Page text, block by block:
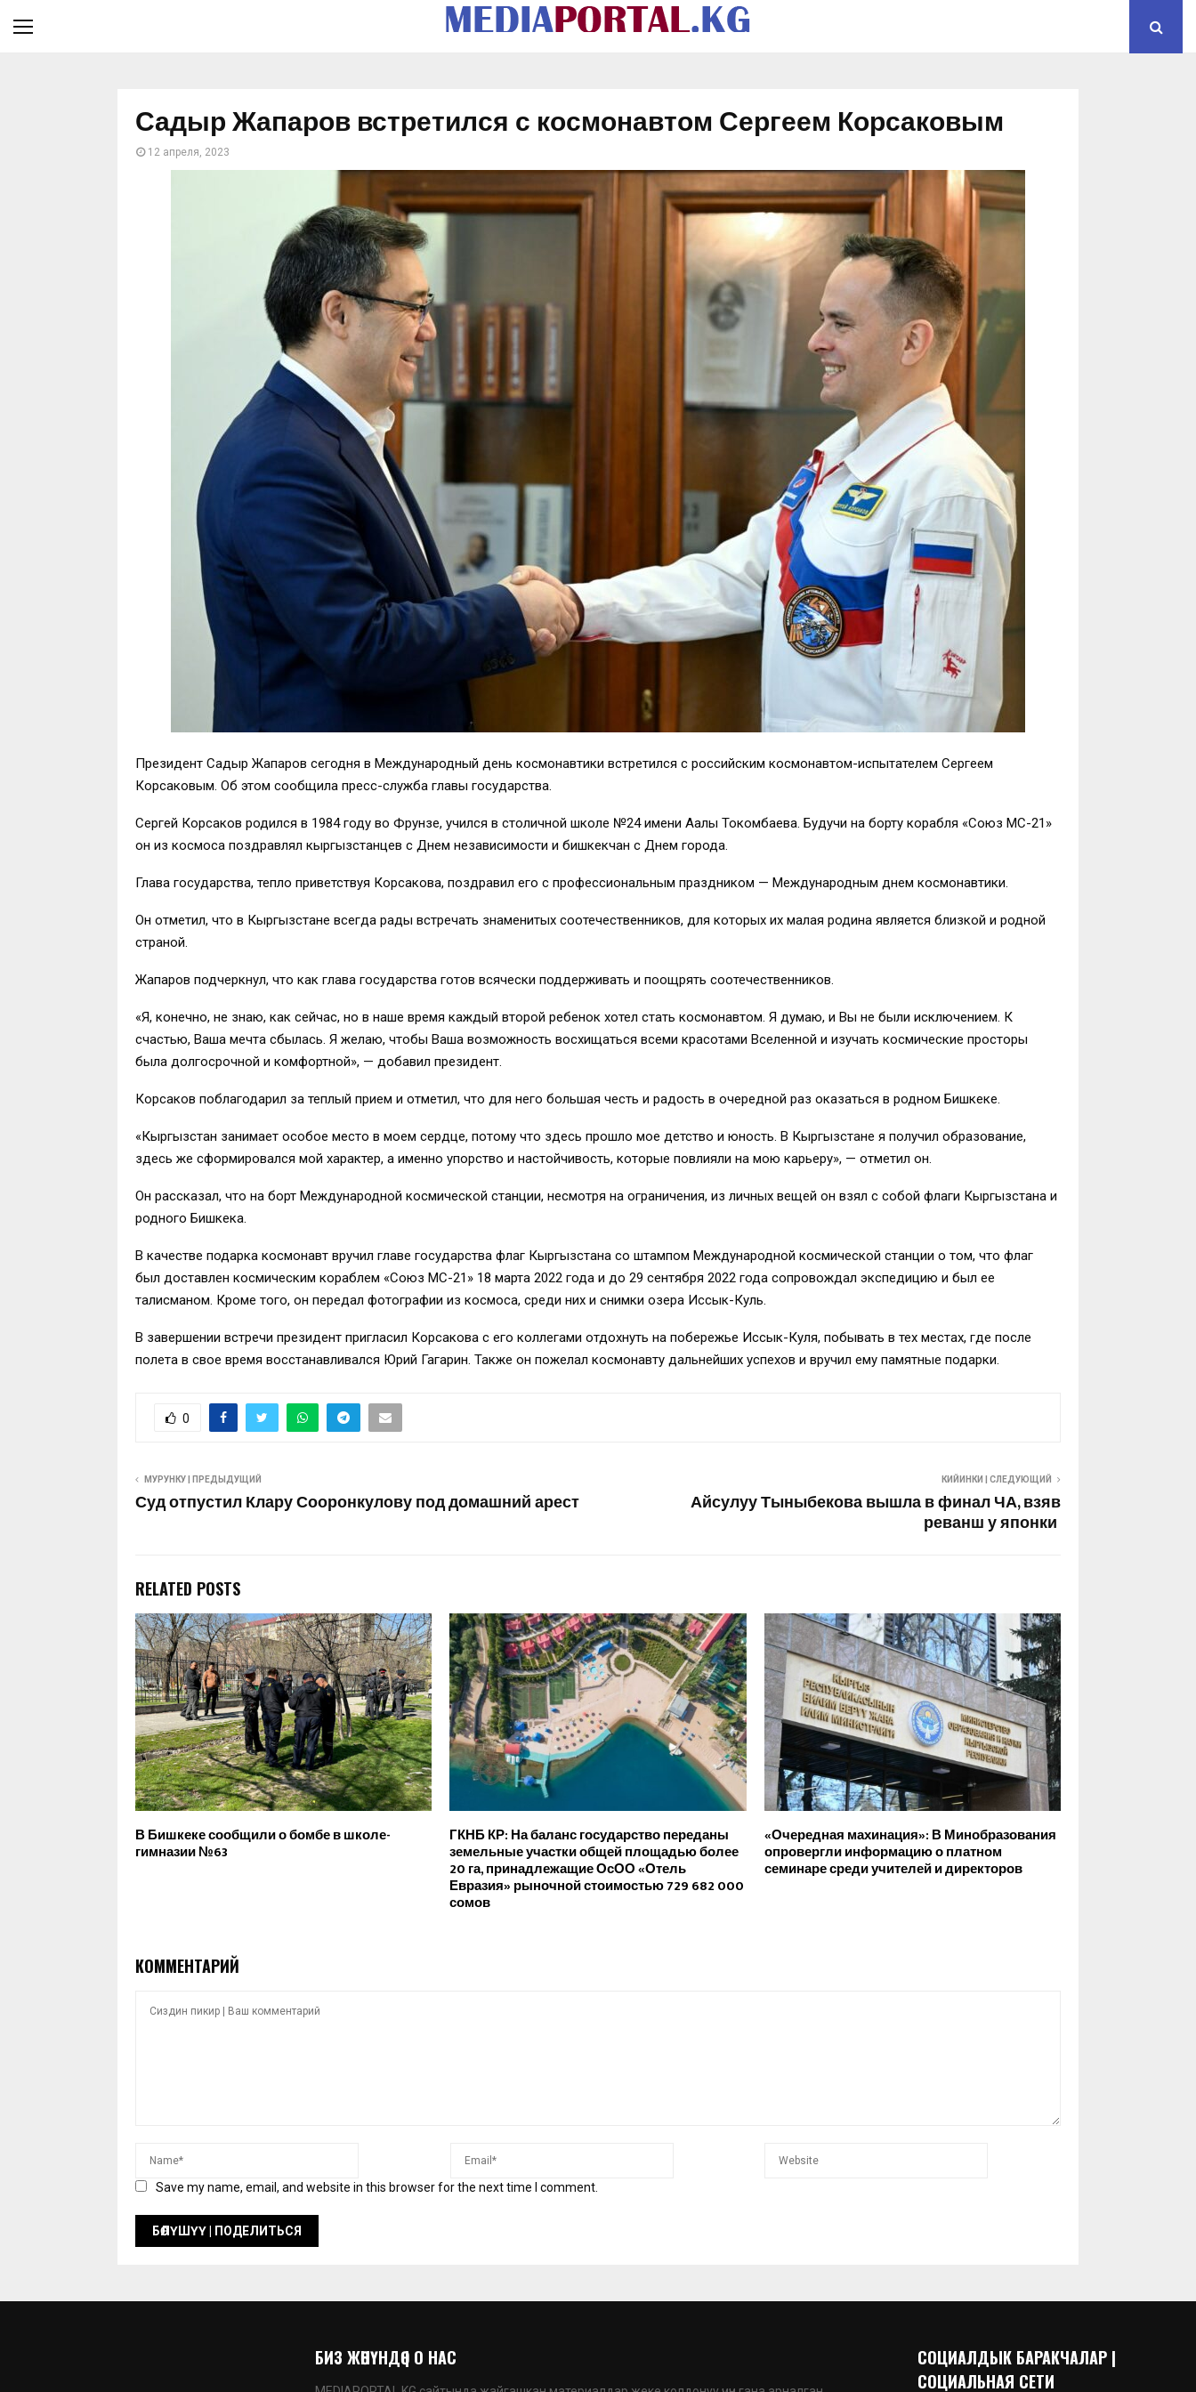
Садыр Жапаров встретился с космонавтом Сергеем Корсаковым
12 апреля, 2023
Президент Садыр Жапаров сегодня в Международный день космонавтики встретился с российским космонавтом-испытателем Сергеем
Корсаковым. Об этом сообщила пресс-служба главы государства.
Сергей Корсаков родился в 1984 году во Фрунзе, учился в столичной школе №24 имени Аалы Токомбаева. Будучи на борту корабля «Союз МС-21»
он из космоса поздравлял кыргызстанцев с Днем независимости и бишкекчан с Днем города.
Глава государства, тепло приветствуя Корсакова, поздравил его с профессиональным праздником — Международным днем космонавтики.
Он отметил, что в Кыргызстане всегда рады встречать знаменитых соотечественников, для которых их малая родина является близкой и родной
страной.
Жапаров подчеркнул, что как глава государства готов всячески поддерживать и поощрять соотечественников.
«Я, конечно, не знаю, как сейчас, но в наше время каждый второй ребенок хотел стать космонавтом. Я думаю, и Вы не были исключением. К
счастью, Ваша мечта сбылась. Я желаю, чтобы Ваша возможность восхищаться всеми красотами Вселенной и изучать космические просторы
была долгосрочной и комфортной», — добавил президент.
Корсаков поблагодарил за теплый прием и отметил, что для него большая честь и радость в очередной раз оказаться в родном Бишкеке.
«Кыргызстан занимает особое место в моем сердце, потому что здесь прошло мое детство и юность. В Кыргызстане я получил образование,
здесь же сформировался мой характер, а именно упорство и настойчивость, которые повлияли на мою карьеру», — отметил он.
Он рассказал, что на борт Международной космической станции, несмотря на ограничения, из личных вещей он взял с собой флаги Кыргызстана и
родного Бишкека.
В качестве подарка космонавт вручил главе государства флаг Кыргызстана со штампом Международной космической станции о том, что флаг
был доставлен космическим кораблем «Союз МС-21» 18 марта 2022 года и до 29 сентября 2022 года сопровождал экспедицию и был ее
талисманом. Кроме того, он передал фотографии из космоса, среди них и снимки озера Иссык-Куль.
В завершении встречи президент пригласил Корсакова с его коллегами отдохнуть на побережье Иссык-Куля, побывать в тех местах, где после
полета в свое время восстанавливался Юрий Гагарин. Также он пожелал космонавту дальнейших успехов и вручил ему памятные подарки.
0
МУРУНКУ | ПРЕДЫДУЩИЙ
Суд отпустил Клару Сооронкулову под домашний арест
КИЙИНКИ | СЛЕДУЮЩИЙ
Айсулуу Тыныбекова вышла в финал ЧА, взяв
реванш у японки
RELATED POSTS
В Бишкеке сообщили о бомбе в школе-
гимназии №63
ГКНБ КР: На баланс государство переданы
земельные участки общей площадью более
20 га, принадлежащие ОсОО «Отель
Евразия» рыночной стоимостью 729 682 000
сомов
«Очередная махинация»: В Минобразования
опровергли информацию о платном
семинаре среди учителей и директоров
КОММЕНТАРИЙ
Save my name, email, and website in this browser for the next time I comment.
БИЗ ЖӨНҮНДӨ | О НАС
СОЦИАЛДЫК БАРАКЧАЛАР |
СОЦИАЛЬНАЯ СЕТИ